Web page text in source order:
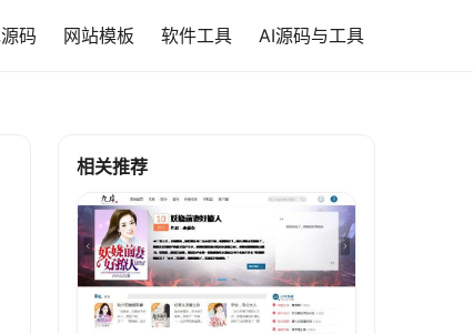
码 网站模板 软件工具 AI源码与工具
相关推荐